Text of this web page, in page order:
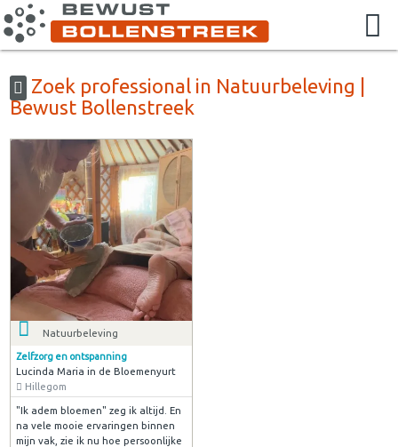
Zoek professional in Natuurbeleving |
Bewust Bollenstreek
Natuurbeleving
Zelfzorg en ontspanning
Lucinda Maria in de Bloemenyurt
Hillegom
"Ik adem bloemen" zeg ik altijd. En
na vele mooie ervaringen binnen
mijn vak, zie ik nu hoe persoonlijke